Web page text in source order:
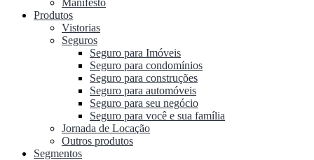
Manifesto
Produtos
Vistorias
Seguros
Seguro para Imóveis
Seguro para condomínios
Seguro para construções
Seguro para automóveis
Seguro para seu negócio
Seguro para você e sua família
Jornada de Locação
Outros produtos
Segmentos